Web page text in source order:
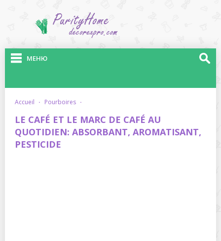
МЕНЮ
accueil · pourboires ·
LE CAFÉ ET LE MARC DE CAFÉ AU
QUOTIDIEN: ABSORBANT, AROMATISANT,
PESTICIDE